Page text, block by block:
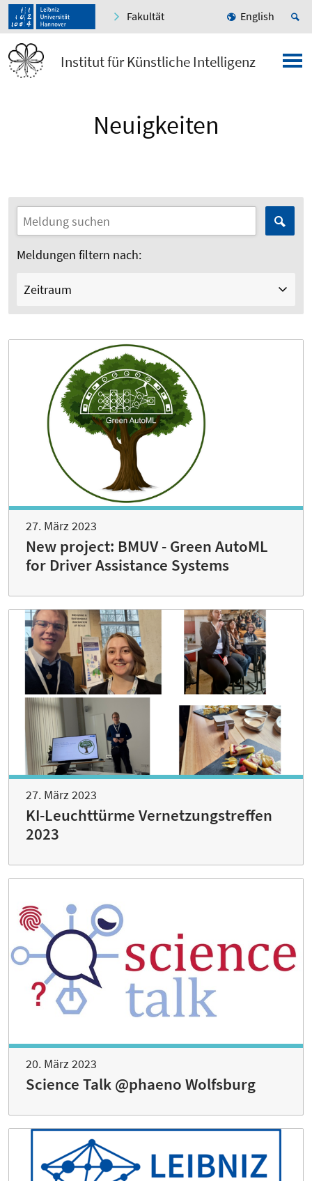
Fakultät English
Institut für Künstliche Intelligenz
Neuigkeiten
Meldungen filtern nach:
Zeitraum
27. März 2023
New project: BMUV - Green AutoML
for Driver Assistance Systems
27. März 2023
KI-Leuchttürme Vernetzungstreffen
2023
20. März 2023
Science Talk @phaeno Wolfsburg